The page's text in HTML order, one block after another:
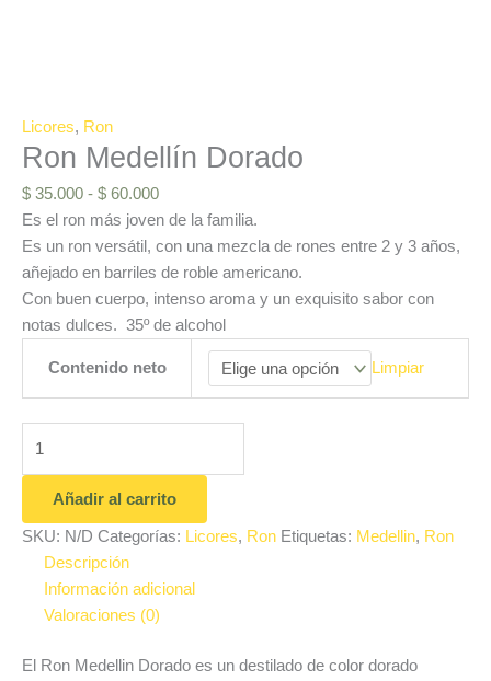
Licores, Ron
Ron Medellín Dorado
$ 35.000 - $ 60.000
Es el ron más joven de la familia.
Es un ron versátil, con una mezcla de rones entre 2 y 3 años,
añejado en barriles de roble americano.
Con buen cuerpo, intenso aroma y un exquisito sabor con
notas dulces. 35º de alcohol
Contenido neto Limpiar
Añadir al carrito
SKU: N/D Categorías: Licores, Ron Etiquetas: Medellin, Ron
Descripción
Información adicional
Valoraciones (0)
El Ron Medellin Dorado es un destilado de color dorado